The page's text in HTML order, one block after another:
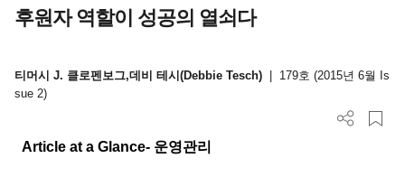
후원자 역할이 성공의 열쇠다
티머시 J. 클로펜보그,데비 테시(Debbie Tesch)
179호 (2015년 6월 Is
sue 2)
Article at a Glance- 운영관리